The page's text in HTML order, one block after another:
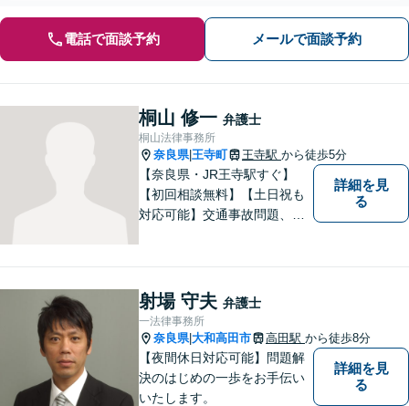
電話で面談予約 メールで面談予約
桐山 修一 弁護士
桐山法律事務所
奈良県|王寺町 王寺駅 から徒歩5分
【奈良県・JR王寺駅すぐ】
【初回相談無料】【土日祝も
対応可能】交通事故問題、遺
提供しています。
詳細を見
る
射場 守夫 弁護士
一法律事務所
奈良県|大和高田市 高田駅 から徒歩8分
【夜間休日対応可能】問題解
決のはじめの一歩をお手伝い
いたします。
詳細を見
る